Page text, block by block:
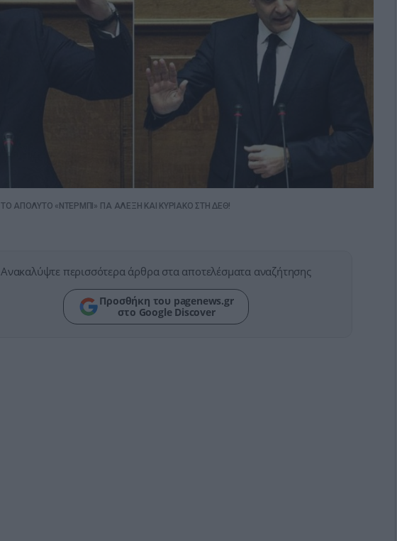
ΤΟ ΑΠΟΛΥΤΟ «ΝΤΕΡΜΠΙ» ΓΙΑ ΑΛΕΞΗ ΚΑΙ ΚΥΡΙΑΚΟ ΣΤΗ ΔΕΘ!
Ανακαλύψτε περισσότερα άρθρα στα αποτελέσματα αναζήτησης
Προσθήκη του pagenews.gr
στο Google Discover